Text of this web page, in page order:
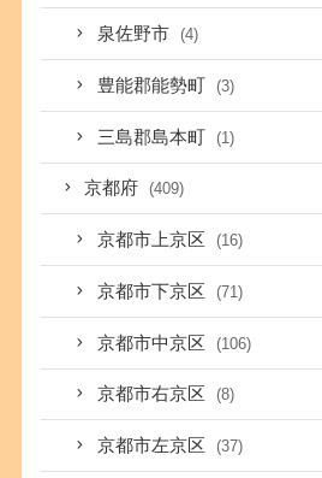
泉佐野市 (4)
豊能郡能勢町 (3)
三島郡島本町 (1)
京都府 (409)
京都市上京区 (16)
京都市下京区 (71)
京都市中京区 (106)
京都市右京区 (8)
京都市左京区 (37)